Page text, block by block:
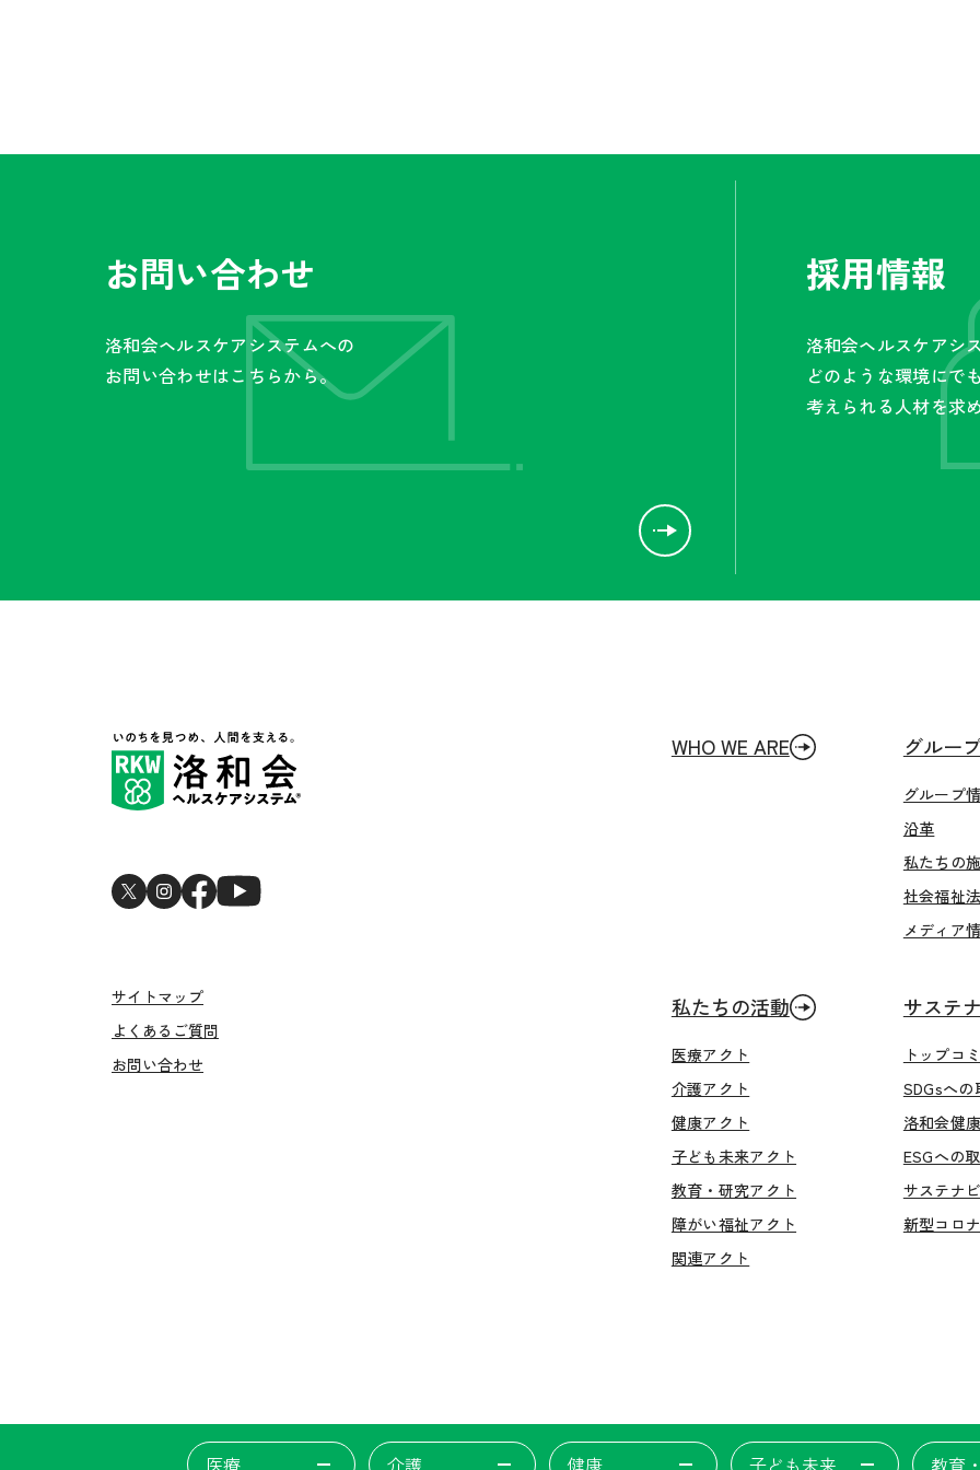
お問い合わせ
洛和会ヘルスケアシステムへの
お問い合わせはこちらから。
採用情報
洛和会ヘルスケアシ
どのような環境にで
考えられる人材を求
サイトマップ
よくあるご質問
お問い合わせ
WHO WE ARE
私たちの活動
医療アクト
介護アクト
健康アクト
子ども未来アクト
教育・研究アクト
障がい福祉アクト
関連アクト
グルー
グループ
沿革
私たちの
社会福祉
メディア
サステ
トップコ
SDGsへの
洛和会健
ESGへの
サステナ
新型コロ
医療 介護 健康 子ども未来 教育